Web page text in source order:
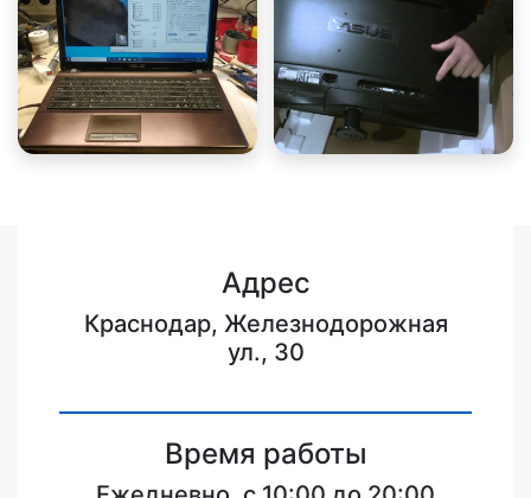
Адрес
Краснодар, Железнодорожная
ул., 30
Время работы